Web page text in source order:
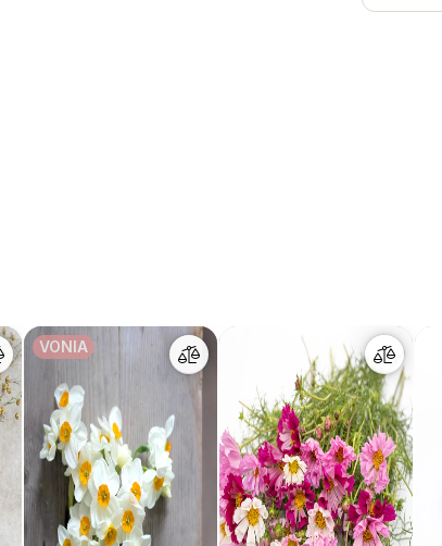
VONIA